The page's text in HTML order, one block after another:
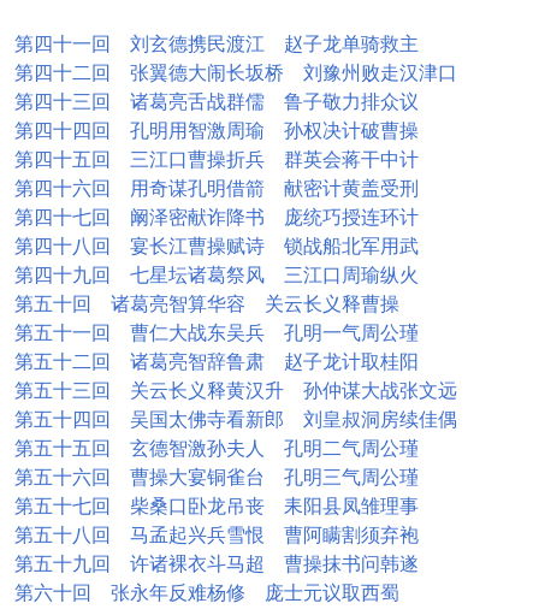
第四十一回 刘玄德携民渡江 赵子龙单骑救主
第四十二回 张翼德大闹长坂桥 刘豫州败走汉津口
第四十三回 诸葛亮舌战群儒 鲁子敬力排众议
第四十四回 孔明用智激周瑜 孙权决计破曹操
第四十五回 三江口曹操折兵 群英会蒋干中计
第四十六回 用奇谋孔明借箭 献密计黄盖受刑
第四十七回 阚泽密献诈降书 庞统巧授连环计
第四十八回 宴长江曹操赋诗 锁战船北军用武
第四十九回 七星坛诸葛祭风 三江口周瑜纵火
第五十回 诸葛亮智算华容 关云长义释曹操
第五十一回 曹仁大战东吴兵 孔明一气周公瑾
第五十二回 诸葛亮智辞鲁肃 赵子龙计取桂阳
第五十三回 关云长义释黄汉升 孙仲谋大战张文远
第五十四回 吴国太佛寺看新郎 刘皇叔洞房续佳偶
第五十五回 玄德智激孙夫人 孔明二气周公瑾
第五十六回 曹操大宴铜雀台 孔明三气周公瑾
第五十七回 柴桑口卧龙吊丧 耒阳县凤雏理事
第五十八回 马孟起兴兵雪恨 曹阿瞒割须弃袍
第五十九回 许诸裸衣斗马超 曹操抹书问韩遂
第六十回 张永年反难杨修 庞士元议取西蜀